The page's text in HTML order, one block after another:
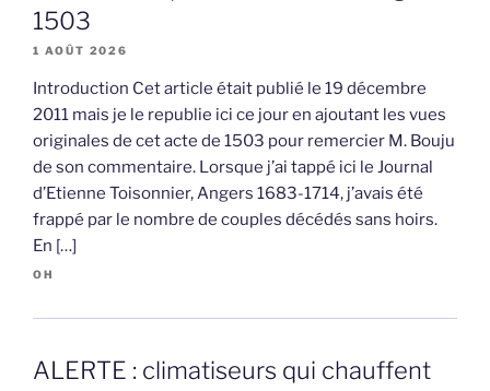
1503
1 AOÛT 2026
Introduction Cet article était publié le 19 décembre
2011 mais je le republie ici ce jour en ajoutant les vues
originales de cet acte de 1503 pour remercier M. Bouju
de son commentaire. Lorsque j’ai tappé ici le Journal
d’Etienne Toisonnier, Angers 1683-1714, j’avais été
frappé par le nombre de couples décédés sans hoirs.
En […]
OH
ALERTE : climatiseurs qui chauffent